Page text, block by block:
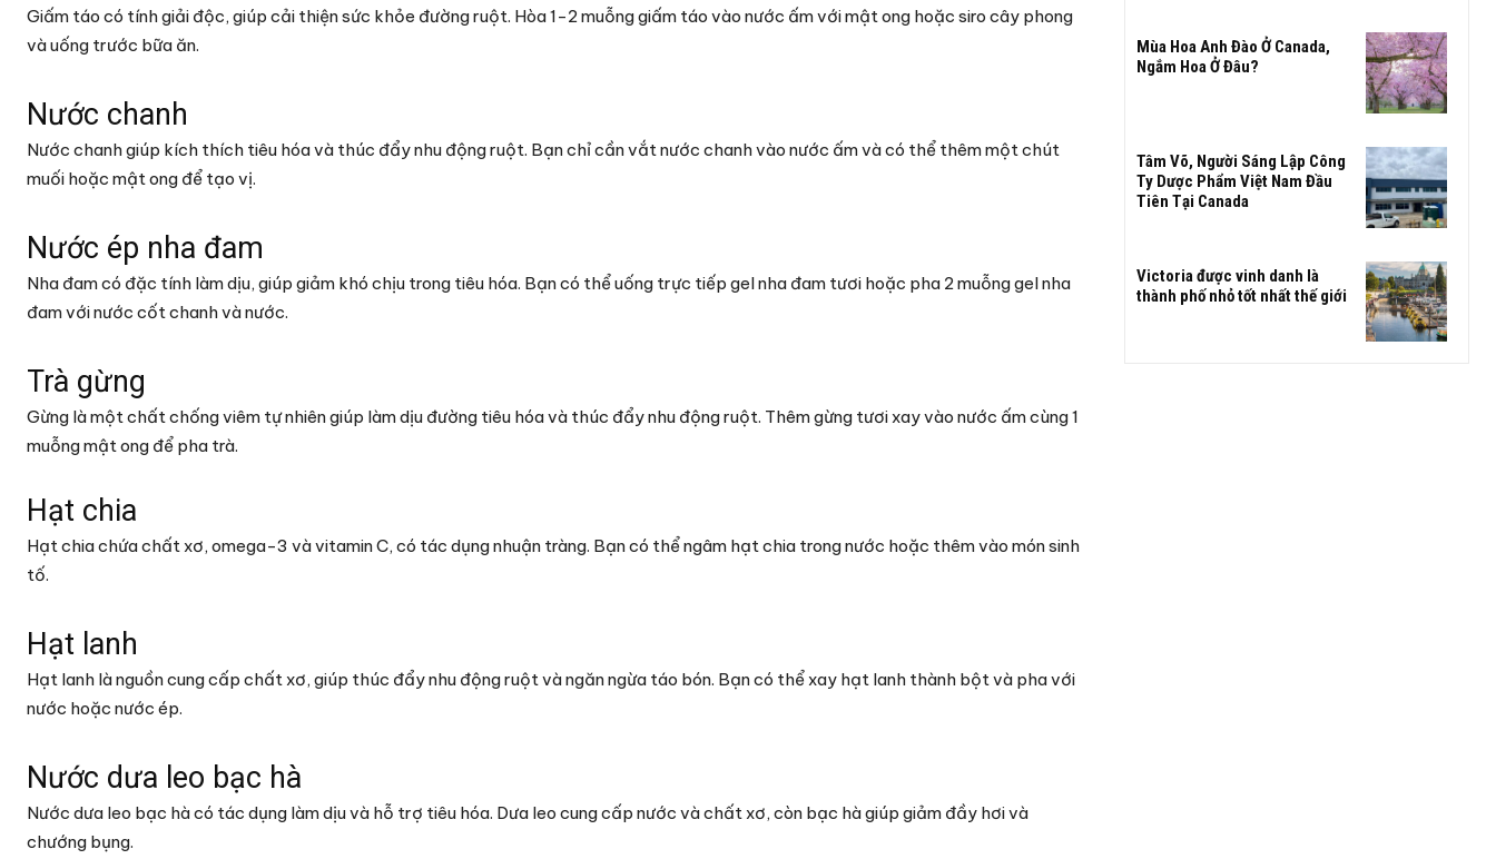
Giấm táo có tính giải độc, giúp cải thiện sức khỏe đường ruột. Hòa 1-2 muỗng giấm táo vào nước ấm với mật ong hoặc siro cây phong
và uống trước bữa ăn.
Nước chanh
Nước chanh giúp kích thích tiêu hóa và thúc đẩy nhu động ruột. Bạn chỉ cần vắt nước chanh vào nước ấm và có thể thêm một chút
muối hoặc mật ong để tạo vị.
Nước ép nha đam
Nha đam có đặc tính làm dịu, giúp giảm khó chịu trong tiêu hóa. Bạn có thể uống trực tiếp gel nha đam tươi hoặc pha 2 muỗng gel nha
đam với nước cốt chanh và nước.
Trà gừng
Gừng là một chất chống viêm tự nhiên giúp làm dịu đường tiêu hóa và thúc đẩy nhu động ruột. Thêm gừng tươi xay vào nước ấm cùng 1
muỗng mật ong để pha trà.
Hạt chia
Hạt chia chứa chất xơ, omega-3 và vitamin C, có tác dụng nhuận tràng. Bạn có thể ngâm hạt chia trong nước hoặc thêm vào món sinh
tố.
Hạt lanh
Hạt lanh là nguồn cung cấp chất xơ, giúp thúc đẩy nhu động ruột và ngăn ngừa táo bón. Bạn có thể xay hạt lanh thành bột và pha với
nước hoặc nước ép.
Nước dưa leo bạc hà
Nước dưa leo bạc hà có tác dụng làm dịu và hỗ trợ tiêu hóa. Dưa leo cung cấp nước và chất xơ, còn bạc hà giúp giảm đầy hơi và
chướng bụng.
Mùa Hoa Anh Đào Ở Canada,
Ngắm Hoa Ở Đâu?
Tâm Võ, Người Sáng Lập Công
Ty Dược Phẩm Việt Nam Đầu
Tiên Tại Canada
Victoria được vinh danh là
thành phố nhỏ tốt nhất thế giới